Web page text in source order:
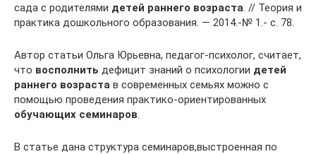
сада с родителями детей раннего возраста. // Теория и
практика дошкольного образования. — 2014.-№ 1.- с. 78.
Автор статьи Ольга Юрьевна, педагог-психолог, считает,
что восполнить дефицит знаний о психологии детей
раннего возраста в современных семьях можно с
помощью проведения практико-ориентированных
обучающих семинаров.
В статье дана структура семинаров,выстроенная по